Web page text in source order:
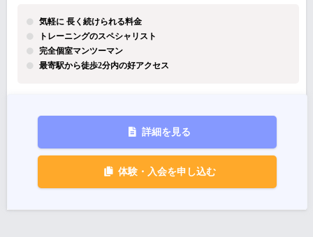
気軽に 長く続けられる料金
トレーニングのスペシャリスト
完全個室マンツーマン
最寄駅から徒歩2分内の好アクセス
詳細を見る
体験・入会を申し込む